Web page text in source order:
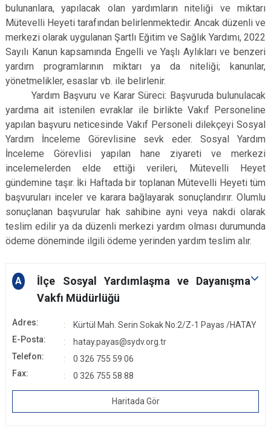
bulunanlara, yapılacak olan yardımların niteliği ve miktarı
Mütevelli Heyeti tarafından belirlenmektedir. Ancak düzenli ve
merkezi olarak uygulanan Şartlı Eğitim ve Sağlık Yardımı, 2022
Sayılı Kanun kapsamında Engelli ve Yaşlı Aylıkları ve benzeri
yardım programlarının miktarı ya da niteliği; kanunlar,
yönetmelikler, esaslar vb. ile belirlenir.
Yardım Başvuru ve Karar Süreci: Başvuruda bulunulacak
yardıma ait istenilen evraklar ile birlikte Vakıf Personeline
yapılan başvuru neticesinde Vakıf Personeli dilekçeyi Sosyal
Yardım İnceleme Görevlisine sevk eder. Sosyal Yardım
İnceleme Görevlisi yapılan hane ziyareti ve merkezi
incelemelerden elde ettiği verileri, Mütevelli Heyet
gündemine taşır. İki Haftada bir toplanan Mütevelli Heyeti tüm
başvuruları inceler ve karara bağlayarak sonuçlandırır. Olumlu
sonuçlanan başvurular hak sahibine ayni veya nakdi olarak
teslim edilir ya da düzenli merkezi yardım olması durumunda
ödeme döneminde ilgili ödeme yerinden yardım teslim alır.
A
İlçe Sosyal Yardımlaşma ve Dayanışma
Vakfı Müdürlüğü
Adres:
Kürtül Mah. Serin Sokak No:2/Z-1 Payas /HATAY
E-Posta:
hatay.payas@sydv.org.tr
Telefon:
0 326 755 59 06
Fax:
0 326 755 58 88
Haritada Gör